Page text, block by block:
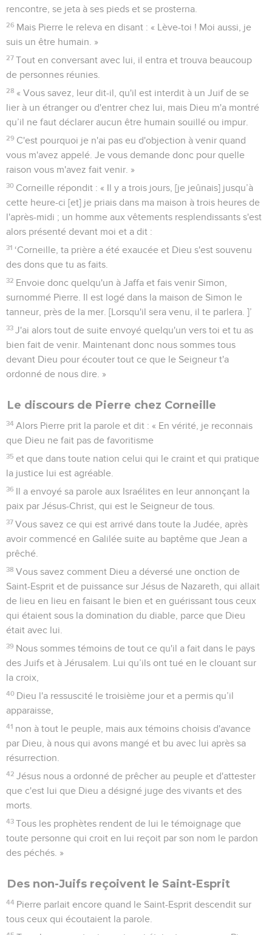
rencontre, se jeta à ses pieds et se prosterna.
26 Mais Pierre le releva en disant : « Lève-toi ! Moi aussi, je
suis un être humain. »
27 Tout en conversant avec lui, il entra et trouva beaucoup
de personnes réunies.
28 « Vous savez, leur dit-il, qu'il est interdit à un Juif de se
lier à un étranger ou d'entrer chez lui, mais Dieu m'a montré
qu’il ne faut déclarer aucun être humain souillé ou impur.
29 C'est pourquoi je n'ai pas eu d'objection à venir quand
vous m'avez appelé. Je vous demande donc pour quelle
raison vous m'avez fait venir. »
30 Corneille répondit : « Il y a trois jours, [je jeûnais] jusqu’à
cette heure-ci [et] je priais dans ma maison à trois heures de
l'après-midi ; un homme aux vêtements resplendissants s'est
alors présenté devant moi et a dit :
31 ‘Corneille, ta prière a été exaucée et Dieu s'est souvenu
des dons que tu as faits.
32 Envoie donc quelqu'un à Jaffa et fais venir Simon,
surnommé Pierre. Il est logé dans la maison de Simon le
tanneur, près de la mer. [Lorsqu'il sera venu, il te parlera. ]’
33 J'ai alors tout de suite envoyé quelqu'un vers toi et tu as
bien fait de venir. Maintenant donc nous sommes tous
devant Dieu pour écouter tout ce que le Seigneur t'a
ordonné de nous dire. »
Le discours de Pierre chez Corneille
34 Alors Pierre prit la parole et dit : « En vérité, je reconnais
que Dieu ne fait pas de favoritisme
35 et que dans toute nation celui qui le craint et qui pratique
la justice lui est agréable.
36 Il a envoyé sa parole aux Israélites en leur annonçant la
paix par Jésus-Christ, qui est le Seigneur de tous.
37 Vous savez ce qui est arrivé dans toute la Judée, après
avoir commencé en Galilée suite au baptême que Jean a
prêché.
38 Vous savez comment Dieu a déversé une onction de
Saint-Esprit et de puissance sur Jésus de Nazareth, qui allait
de lieu en lieu en faisant le bien et en guérissant tous ceux
qui étaient sous la domination du diable, parce que Dieu
était avec lui.
39 Nous sommes témoins de tout ce qu'il a fait dans le pays
des Juifs et à Jérusalem. Lui qu’ils ont tué en le clouant sur
la croix,
40 Dieu l'a ressuscité le troisième jour et a permis qu’il
apparaisse,
41 non à tout le peuple, mais aux témoins choisis d'avance
par Dieu, à nous qui avons mangé et bu avec lui après sa
résurrection.
42 Jésus nous a ordonné de prêcher au peuple et d'attester
que c'est lui que Dieu a désigné juge des vivants et des
morts.
43 Tous les prophètes rendent de lui le témoignage que
toute personne qui croit en lui reçoit par son nom le pardon
des péchés. »
Des non-Juifs reçoivent le Saint-Esprit
44 Pierre parlait encore quand le Saint-Esprit descendit sur
tous ceux qui écoutaient la parole.